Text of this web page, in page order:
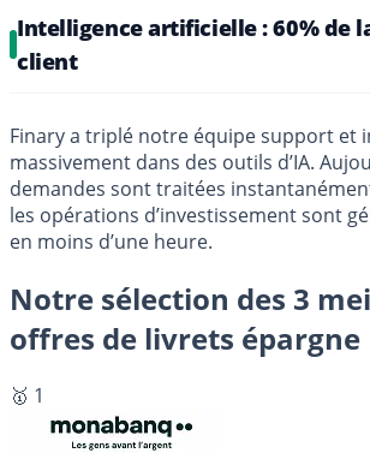
Intelligence artificielle : 60% de
client
Finary a triplé notre équipe support et
massivement dans des outils d’IA.
demandes sont traitées
les opérations d’investissement sont
en moins d’une heure.
Notre sélection des 3
offres de livrets épargne
🥇 1